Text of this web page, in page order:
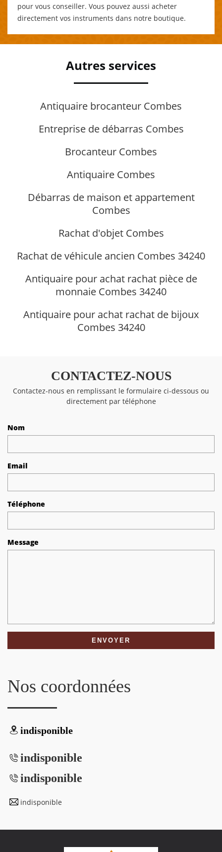
pour vous conseiller. Vous pouvez aussi acheter
directement vos instruments dans notre boutique.
Autres services
Antiquaire brocanteur Combes
Entreprise de débarras Combes
Brocanteur Combes
Antiquaire Combes
Débarras de maison et appartement
Combes
Rachat d'objet Combes
Rachat de véhicule ancien Combes 34240
Antiquaire pour achat rachat pièce de
monnaie Combes 34240
Antiquaire pour achat rachat de bijoux
Combes 34240
CONTACTEZ-NOUS
Contactez-nous en remplissant le formulaire ci-dessous ou
directement par téléphone
Nom
Email
Téléphone
Message
Nos coordonnées
indisponible
indisponible
indisponible
indisponible